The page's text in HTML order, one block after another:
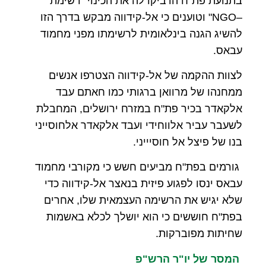
–
NGO" וטוענים כי אל-קידווה מבקש בדרך הזו
להשיג הגנה בינלאומית לרשימתו מפני מחמוד
עבאס.
לצוות ההקמה של אל-קידווה הצטרפו אנשים
ממחנהו של מרוואן ברגותי כמו חאתם עבד
אלקאדר בכיר פת"ח במזרח ירושלים, המחבלת
לשעבר עביר אלווחידי ועבד אלקאדר אלחוסייני
בנו של פיצל אל חוסיייני.
גורמים בפת"ח מביעים חשש כי מקורבי מחמוד
עבאס ינסו לפגוע פיזית בנאצר אל-קידווה כדי
שלא יגיש את הרשימה העצמאית שלו, אחרים
בפת"ח חוששים כי הוא יושלך לכלא באשמות
שחיתות מפוברקות.
המסר של יו"ר הרש"פ